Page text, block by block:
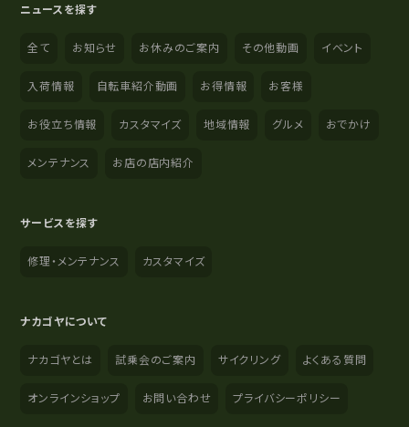
ニュースを探す
全て お知らせ お休みのご案内 その他動画 イベント
入荷情報 自転車紹介動画 お得情報 お客様
お役立ち情報 カスタマイズ 地域情報 グルメ おでかけ
メンテナンス お店の店内紹介
サービスを探す
修理・メンテナンス カスタマイズ
ナカゴヤについて
ナカゴヤとは 試乗会のご案内 サイクリング よくある質問
オンラインショップ お問い合わせ プライバシーポリシー